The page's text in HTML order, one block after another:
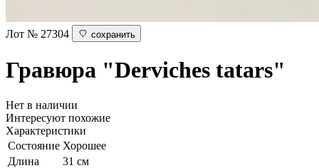
Лот № 27304 сохранить
Гравюра "Derviches tatars"
Нет в наличии
Интересуют похожие
Характеристики
Состояние Хорошее
Длина
31 см